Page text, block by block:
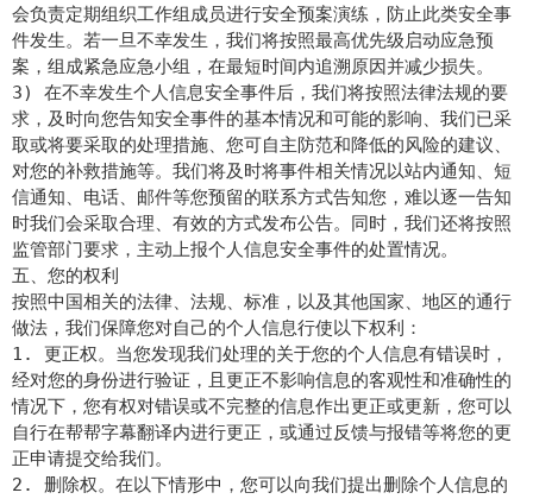
会负责定期组织工作组成员进行安全预案演练，防止此类安全事
件发生。若一旦不幸发生，我们将按照最高优先级启动应急预
案，组成紧急应急小组，在最短时间内追溯原因并减少损失。
3) 在不幸发生个人信息安全事件后，我们将按照法律法规的要
求，及时向您告知安全事件的基本情况和可能的影响、我们已采
取或将要采取的处理措施、您可自主防范和降低的风险的建议、
对您的补救措施等。我们将及时将事件相关情况以站内通知、短
信通知、电话、邮件等您预留的联系方式告知您，难以逐一告知
时我们会采取合理、有效的方式发布公告。同时，我们还将按照
监管部门要求，主动上报个人信息安全事件的处置情况。
五、您的权利
按照中国相关的法律、法规、标准，以及其他国家、地区的通行
做法，我们保障您对自己的个人信息行使以下权利：
1. 更正权。当您发现我们处理的关于您的个人信息有错误时，
经对您的身份进行验证，且更正不影响信息的客观性和准确性的
情况下，您有权对错误或不完整的信息作出更正或更新，您可以
自行在帮帮字幕翻译内进行更正，或通过反馈与报错等将您的更
正申请提交给我们。
2. 删除权。在以下情形中，您可以向我们提出删除个人信息的